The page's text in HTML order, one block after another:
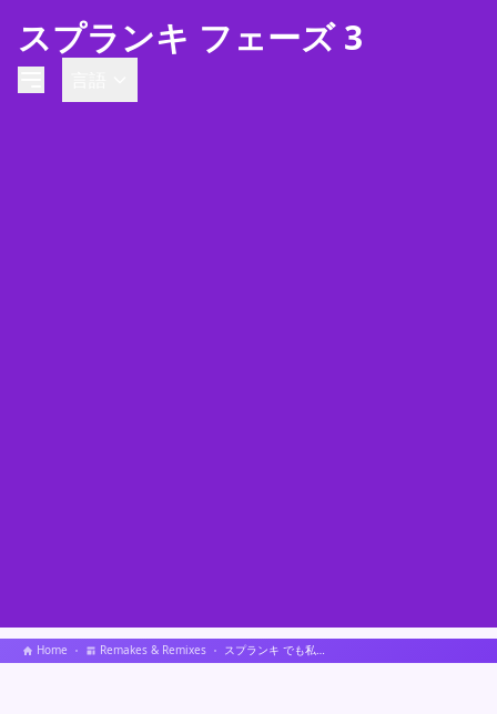
スプランキ フェーズ 3
Home Remakes & Remixes スプランキ でも私はそれを再作成しました